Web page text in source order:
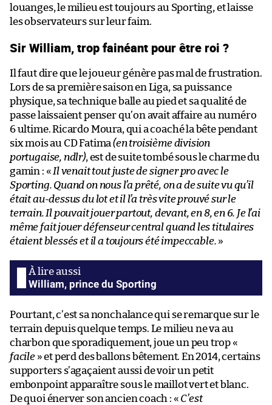
louanges, le milieu est toujours au Sporting, et laisse
les observateurs sur leur faim.
Sir William, trop fainéant pour être roi ?
Il faut dire que le joueur génère pas mal de frustration.
Lors de sa première saison en Liga, sa puissance
physique, sa technique balle au pied et sa qualité de
passe laissaient penser qu’on avait affaire au numéro
6 ultime. Ricardo Moura, qui a coaché la bête pendant
six mois au CD Fatima(en troisième division
portugaise, ndlr), est de suite tombé sous le charme du
gamin : « Il venait tout juste de signer pro avec le
Sporting. Quand on nous l’a prêté, on a de suite vu qu’il
était au-dessus du lot et il l’a très vite prouvé sur le
terrain. Il pouvait jouer partout, devant, en 8, en 6. Je l’ai
même fait jouer défenseur central quand les titulaires
étaient blessés et il a toujours été impeccable. »
William, prince du Sporting
Pourtant, c’est sa nonchalance qui se remarque sur le
terrain depuis quelque temps. Le milieu ne va au
charbon que sporadiquement, joue un peu trop «
facile» et perd des ballons bêtement. En 2014, certains
supporters s’agaçaient aussi de voir un petit
embonpoint apparaître sous le maillot vert et blanc.
De quoi énerver son ancien coach : « C’est